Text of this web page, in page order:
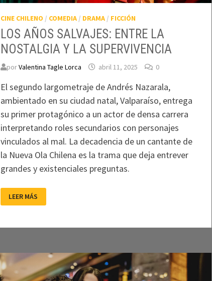
CINE CHILENO / COMEDIA/ DRAMA/ FICCIÓN
LOS AÑOS SALVAJES: ENTRE LA
NOSTALGIA Y LA SUPERVIVENCIA
porValentina Tagle Lorca abril 11, 2025 0
El segundo largometraje de Andrés Nazarala,
ambientado en su ciudad natal, Valparaíso, entrega
su primer protagónico a un actor de densa carrera
interpretando roles secundarios con personajes
vinculados al mal. La decadencia de un cantante de
la Nueva Ola Chilena es la trama que deja entrever
grandes y existenciales preguntas.
AÑOS
SALVAJES:
NOSTALGIA
LEER MÁS